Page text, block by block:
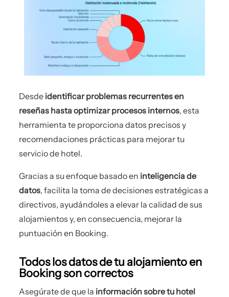
Desde identificar problemas recurrentes en
reseñas hasta optimizar procesos internos, esta
herramienta te proporciona datos precisos y
recomendaciones prácticas para mejorar tu
servicio de hotel.
Gracias a su enfoque basado en inteligencia de
datos, facilita la toma de decisiones estratégicas a
directivos, ayudándoles a elevar la calidad de sus
alojamientos y, en consecuencia, mejorar la
puntuación en Booking.
Todos los datos de tu alojamiento en
Booking son correctos
Asegúrate de que la información sobre tu hotel